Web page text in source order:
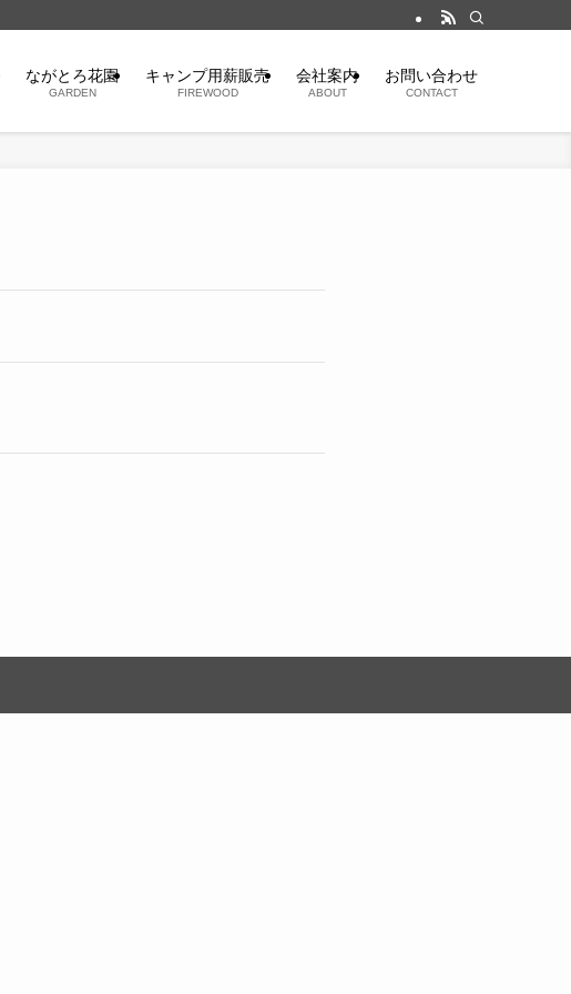
ながとろ花園
GARDEN
キャンプ用薪販売
FIREWOOD
会社案内
ABOUT
お問い合わせ
CONTACT